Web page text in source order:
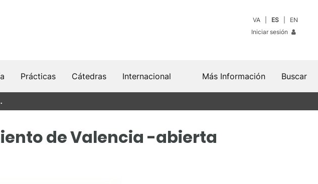
VA ES
EN
Iniciar sesión
Prácticas Cátedras Internacional Buscar
Más Información
de Valencia -abierta